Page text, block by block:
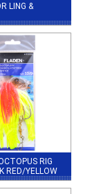
LING &
RIG
RED/YELLOW